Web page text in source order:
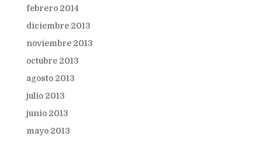
febrero 2014
diciembre 2013
noviembre 2013
octubre 2013
agosto 2013
julio 2013
junio 2013
mayo 2013